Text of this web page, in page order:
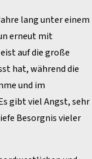
lang unter einem
erneut mit
auf die große
hat, während die
und im
gibt viel Angst, sehr
Besorgnis vieler